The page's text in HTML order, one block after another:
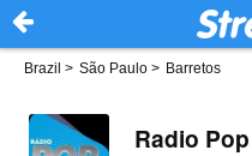
Brazil > São Paulo > Barretos
Radio